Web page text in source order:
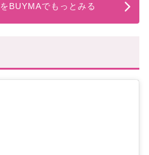
BUYMAでもっとみる